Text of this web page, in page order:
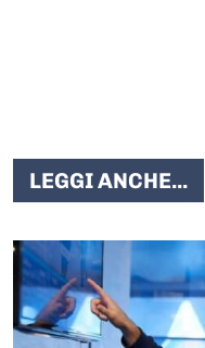
LEGGI ANCHE...